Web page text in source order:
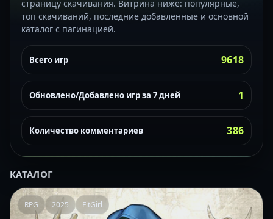
страницу скачивания. Витрина ниже: популярные,
топ скачиваний, последние добавленные и основной
каталог с пагинацией.
Всего игр 9618
Обновлено/Добавлено игр за 7 дней 1
Количество комментариев 386
КАТАЛОГ
RPG 2025 FitGirl